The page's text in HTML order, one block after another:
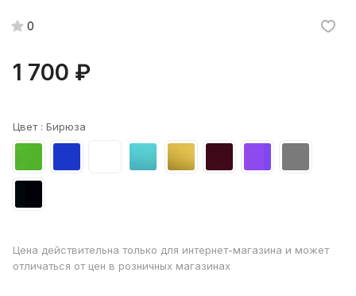
0
1 700 ₽
Цвет : Бирюза
Цена действительна только для интернет-магазина и может
отличаться от цен в розничных магазинах